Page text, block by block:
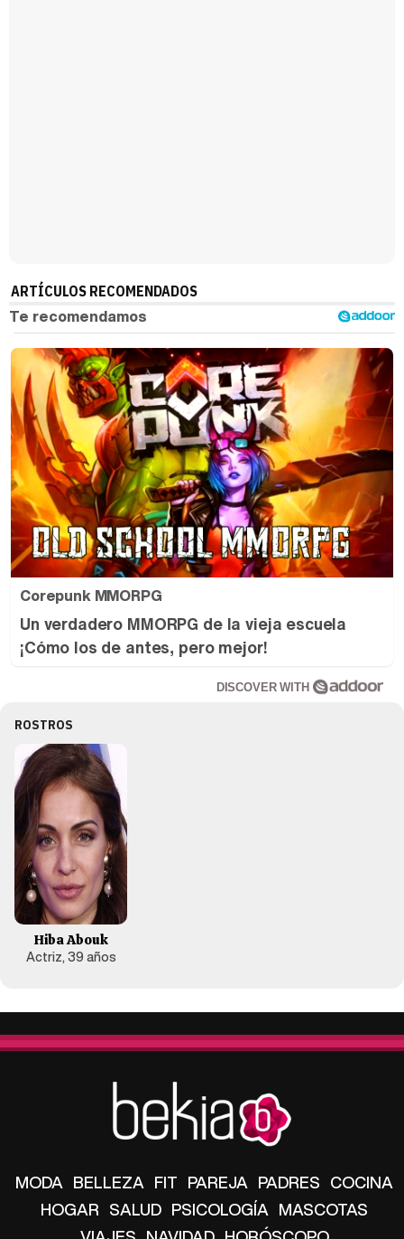
ARTÍCULOS RECOMENDADOS
Corepunk MMORPG
Un verdadero MMORPG de la vieja escuela
¡Cómo los de antes, pero mejor!
DISCOVER WITH
ROSTROS
Hiba Abouk
Actriz, 39 años
MODA BELLEZA FIT PAREJA PADRES COCINA
HOGAR SALUD PSICOLOGÍA MASCOTAS